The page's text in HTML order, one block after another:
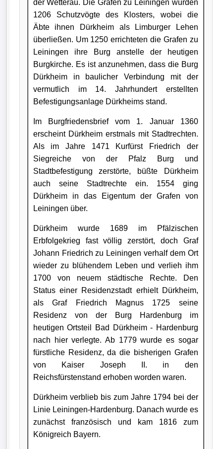
der Wetterau. Die Grafen zu Leiningen wurden
1206 Schutzvögte des Klosters, wobei die
Äbte ihnen Dürkheim als Limburger Lehen
überließen. Um 1250 errichteten die Grafen zu
Leiningen ihre Burg anstelle der heutigen
Burgkirche. Es ist anzunehmen, dass die Burg
Dürkheim in baulicher Verbindung mit der
vermutlich im 14. Jahrhundert erstellten
Befestigungsanlage Dürkheims stand.
Im Burgfriedensbrief vom 1. Januar 1360
erscheint Dürkheim erstmals mit Stadtrechten.
Als im Jahre 1471 Kurfürst Friedrich der
Siegreiche von der Pfalz Burg und
Stadtbefestigung zerstörte, büßte Dürkheim
auch seine Stadtrechte ein. 1554 ging
Dürkheim in das Eigentum der Grafen von
Leiningen über.
Dürkheim wurde 1689 im Pfälzischen
Erbfolgekrieg fast völlig zerstört, doch Graf
Johann Friedrich zu Leiningen verhalf dem Ort
wieder zu blühendem Leben und verlieh ihm
1700 von neuem städtische Rechte. Den
Status einer Residenzstadt erhielt Dürkheim,
als Graf Friedrich Magnus 1725 seine
Residenz von der Burg Hardenburg im
heutigen Ortsteil Bad Dürkheim - Hardenburg
nach hier verlegte. Ab 1779 wurde es sogar
fürstliche Residenz, da die bisherigen Grafen
von Kaiser Joseph II. in den
Reichsfürstenstand erhoben worden waren.
Dürkheim verblieb bis zum Jahre 1794 bei der
Linie Leiningen-Hardenburg. Danach wurde es
zunächst französisch und kam 1816 zum
Königreich Bayern.